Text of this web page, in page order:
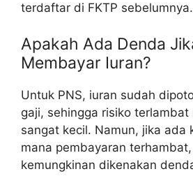
terdaftar di FKTP sebelumnya.
Apakah Ada Denda
Membayar Iuran?
Untuk PNS, iuran sudah
gaji, sehingga risiko terlambat
sangat kecil. Namun, jika ada
mana pembayaran
kemungkinan dikenakan